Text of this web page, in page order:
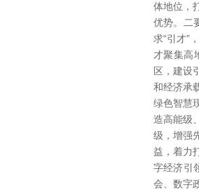
体地位，
优势。二
求“引才”
才聚集高
区，建设
和经济承
绿色智慧
造高能级
级，增强
益，着力
字经济引
会、数字